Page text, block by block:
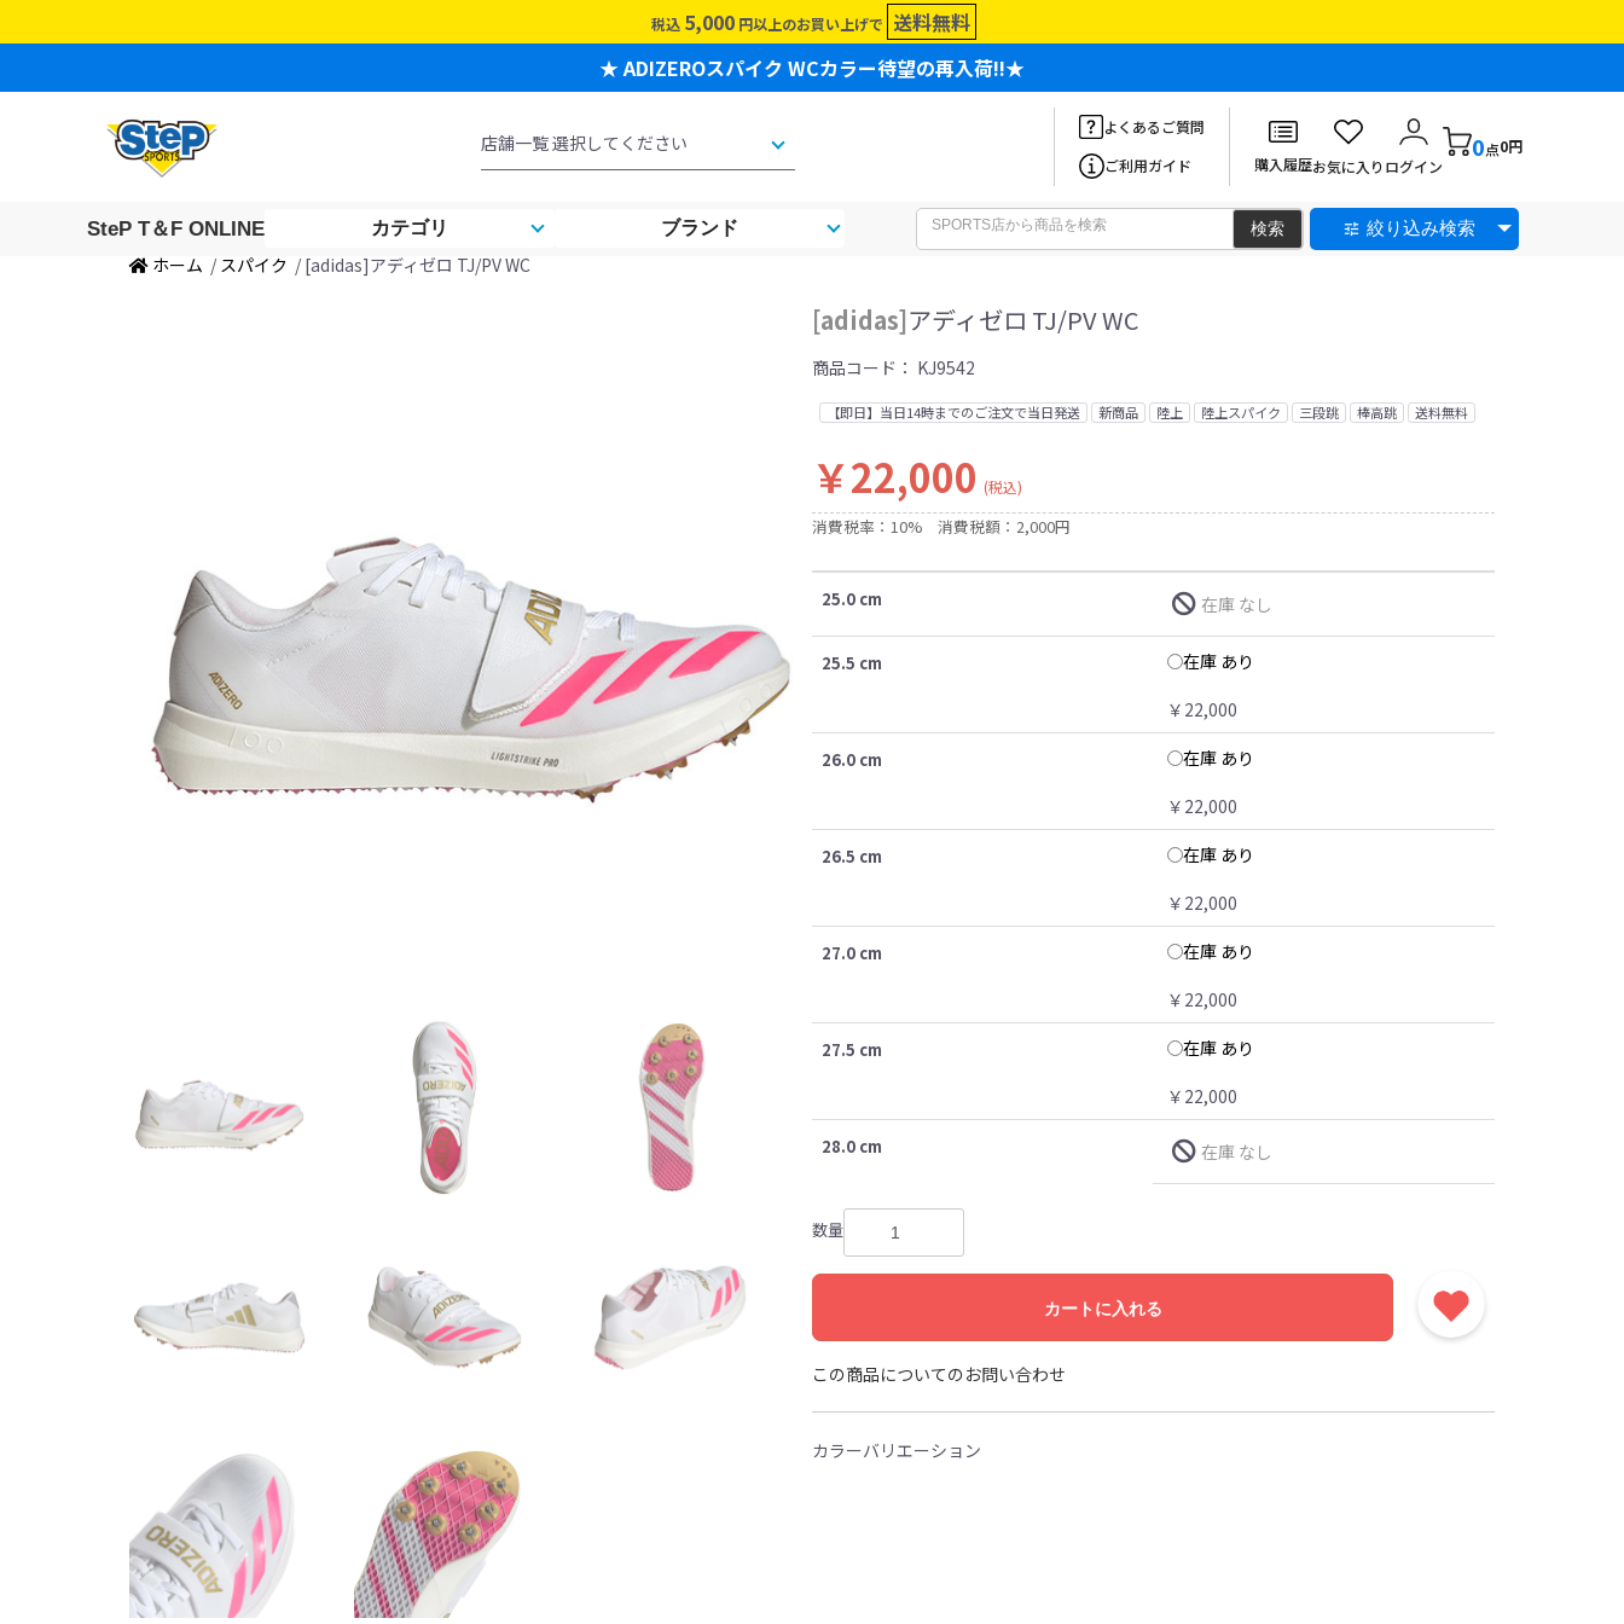
税込 5,000 円以上のお買い上げで 送料無料
★ ADIZEROスパイク WCカラー待望の再入荷!!★
よくあるご質問
ご利用ガイド
購入履歴お気に入りログイン
0点0円
SteP T＆F ONLINE カテゴリ ブランド 絞り込み検索
ホーム / スパイク / [adidas]アディゼロ TJ/PV WC
[adidas]アディゼロ TJ/PV WC
商品コード： KJ9542
【即日】当日14時までのご注文で当日発送 新商品 陸上 陸上スパイク 三段跳 棒高跳 送料無料
￥22,000 (税込)
消費税率：10% 消費税額：2,000円
25.0 cm 在庫 なし
25.5 cm
在庫 あり
￥22,000
26.0 cm
在庫 あり
￥22,000
26.5 cm
在庫 あり
￥22,000
27.0 cm
在庫 あり
￥22,000
27.5 cm
在庫 あり
￥22,000
28.0 cm 在庫 なし
数量
カートに入れる
この商品についてのお問い合わせ
カラーバリエーション